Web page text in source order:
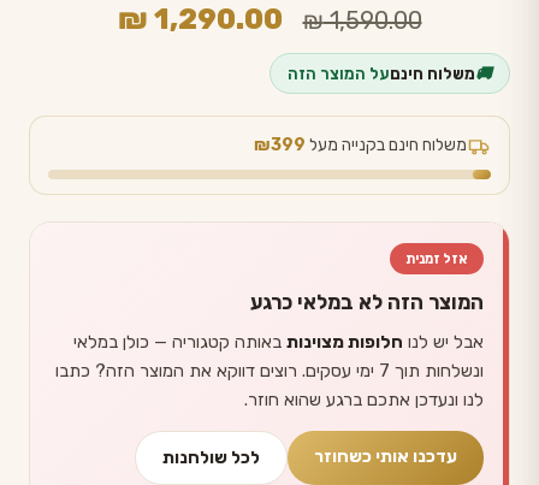
₪1,590.00
המחיר
המקורי
היה:
₪ 1,590.00.
₪ 1,290.00
₪ 1,290.00.
🚚משלוח חינםעל המוצר הזה
משלוח חינם בקנייה מעל ₪399
אזל זמנית
המוצר הזה לא במלאי כרגע
אבל יש לנו חלופות מצוינות באותה קטגוריה — כולן במלאי
ונשלחות תוך 7 ימי עסקים. רוצים דווקא את המוצר הזה? כתבו
לנו ונעדכן אתכם ברגע שהוא חוזר.
עדכנו אותי כשחוזר לכל שולחנות